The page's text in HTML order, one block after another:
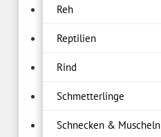
Reh
Reptilien
Rind
Schmetterlinge
Schnecken & Muscheln